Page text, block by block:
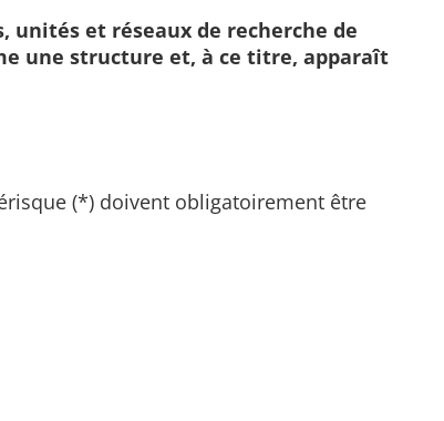
et réseaux de recherche de
une structure et, à ce titre, apparaît
(*) doivent obligatoirement être